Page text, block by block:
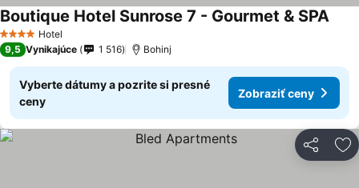
4 Počet hviezdičiek
Hotel
Boutique Hotel Sunrose 7 - Gourmet & SPA
9,5 Vynikajúce 1 516 Bohinj
Vyberte dátumy a pozrite si presné
ceny
Zobraziť ceny
Zdieľať